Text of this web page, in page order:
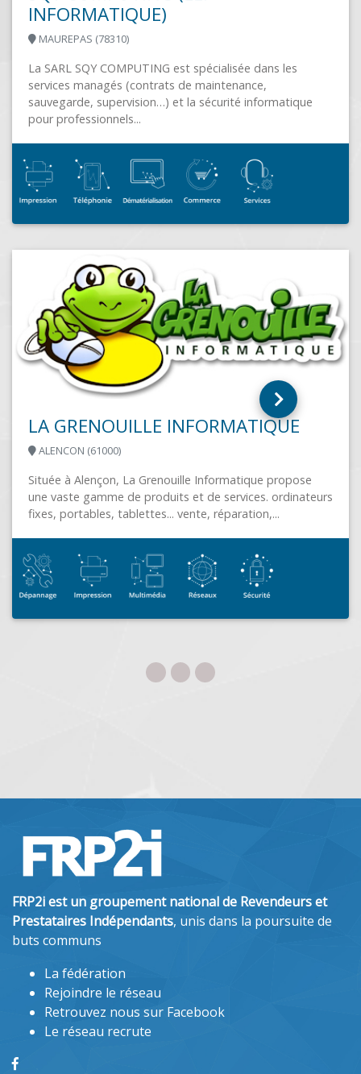
NEOTECH SYSTEM
ROMAGNE (35133)
Néotech SYSTEM intervient pour orchestrer les
différentes briques de services chez nos clients
de leur système d'information, pour les
OMEGA INFORMATIQUE
PLOUAY (56240)
Créée en 2004 et située à Plouay dans le Morbihan,
OMEGA Informatique est une entreprise de services
informatiques pour les professionnels...
FRP2i est un groupement national de Revendeurs et
Prestataires Indépendants, unis dans la poursuite de
buts communs
La fédération
Rejoindre le réseau
Retrouvez nous sur Facebook
Le réseau recrute